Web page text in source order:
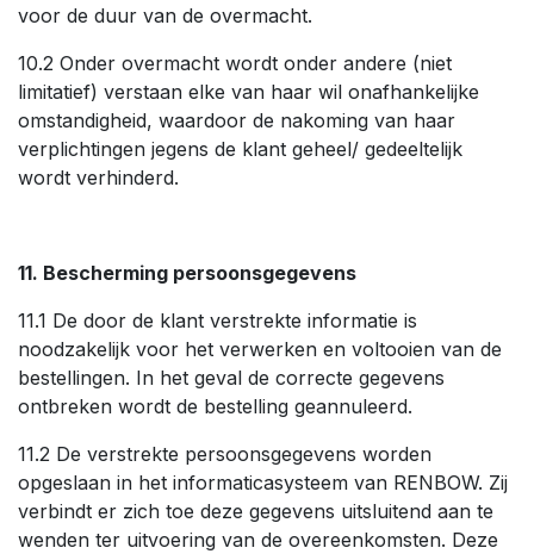
voor de duur van de overmacht.
10.2 Onder overmacht wordt onder andere (niet
limitatief) verstaan elke van haar wil onafhankelijke
omstandigheid, waardoor de nakoming van haar
verplichtingen jegens de klant geheel/ gedeeltelijk
wordt verhinderd.
11. Bescherming persoonsgegevens
11.1 De door de klant verstrekte informatie is
noodzakelijk voor het verwerken en voltooien van de
bestellingen. In het geval de correcte gegevens
ontbreken wordt de bestelling geannuleerd.
11.2 De verstrekte persoonsgegevens worden
opgeslaan in het informaticasysteem van RENBOW. Zij
verbindt er zich toe deze gegevens uitsluitend aan te
wenden ter uitvoering van de overeenkomsten. Deze